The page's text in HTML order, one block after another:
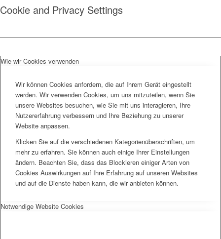
Cookie and Privacy Settings
Wie wir Cookies verwenden
Wir können Cookies anfordern, die auf Ihrem Gerät eingestellt
werden. Wir verwenden Cookies, um uns mitzuteilen, wenn Sie
unsere Websites besuchen, wie Sie mit uns interagieren, Ihre
Nutzererfahrung verbessern und Ihre Beziehung zu unserer
Website anpassen.
Klicken Sie auf die verschiedenen Kategorienüberschriften, um
mehr zu erfahren. Sie können auch einige Ihrer Einstellungen
ändern. Beachten Sie, dass das Blockieren einiger Arten von
Cookies Auswirkungen auf Ihre Erfahrung auf unseren Websites
und auf die Dienste haben kann, die wir anbieten können.
Notwendige Website Cookies